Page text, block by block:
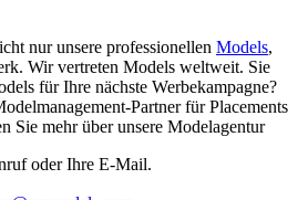
nur unsere professionellen Models,
Wir vertreten Models weltweit. Sie
für Ihre nächste Werbekampagne?
Partner für Placements
Sie mehr über unsere Modelagentur
oder Ihre E-Mail.